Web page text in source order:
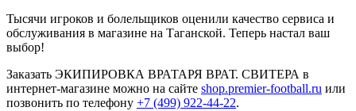
Тысячи игроков и болельщиков оценили качество сервиса и
обслуживания в магазине на Таганской. Теперь настал ваш
выбор!
Заказать ЭКИПИРОВКА ВРАТАРЯ ВРАТ. СВИТЕРА в
интернет-магазине можно на сайте shop.premier-football.ru или
позвонить по телефону +7 (499) 922-44-22.